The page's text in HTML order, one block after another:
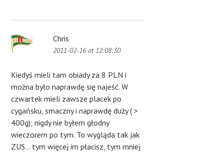
Chris
2011-02-16 at 12:08:30
Kiedyś mieli tam obiady za 8 PLN i
można było naprawdę się najeść. W
czwartek mieli zawsze placek po
cygańsku, smaczny i naprawdę duży ( >
400g); nigdy nie byłem głodny
wieczorem po tym. To wygląda tak jak
ZUS… tym więcej im płacisz, tym mniej